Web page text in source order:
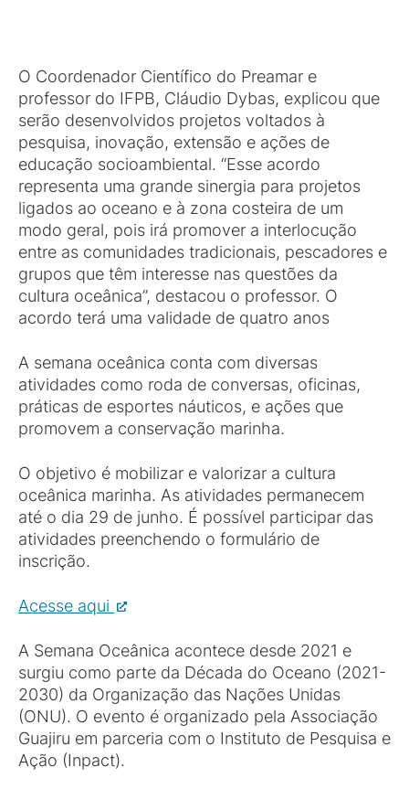
O Coordenador Científico do Preamar e
professor do IFPB, Cláudio Dybas, explicou que
serão desenvolvidos projetos voltados à
pesquisa, inovação, extensão e ações de
educação socioambiental. “Esse acordo
representa uma grande sinergia para projetos
ligados ao oceano e à zona costeira de um
modo geral, pois irá promover a interlocução
entre as comunidades tradicionais, pescadores e
grupos que têm interesse nas questões da
cultura oceânica”, destacou o professor. O
acordo terá uma validade de quatro anos
A semana oceânica conta com diversas
atividades como roda de conversas, oficinas,
práticas de esportes náuticos, e ações que
promovem a conservação marinha.
O objetivo é mobilizar e valorizar a cultura
oceânica marinha. As atividades permanecem
até o dia 29 de junho. É possível participar das
atividades preenchendo o formulário de
inscrição.
Acesse aqui
A Semana Oceânica acontece desde 2021 e
surgiu como parte da Década do Oceano (2021-
2030) da Organização das Nações Unidas
(ONU). O evento é organizado pela Associação
Guajiru em parceria com o Instituto de Pesquisa e
Ação (Inpact).